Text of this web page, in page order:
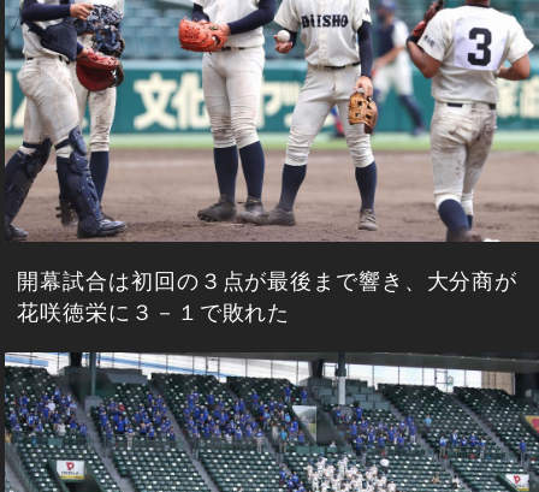
開幕試合は初回の３点が最後まで響き、大分商が
花咲徳栄に３－１で敗れた